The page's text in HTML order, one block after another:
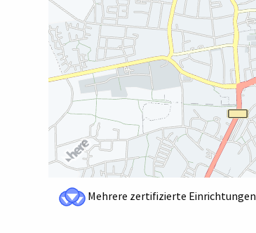
Mehrere zertifizierte Einrichtungen